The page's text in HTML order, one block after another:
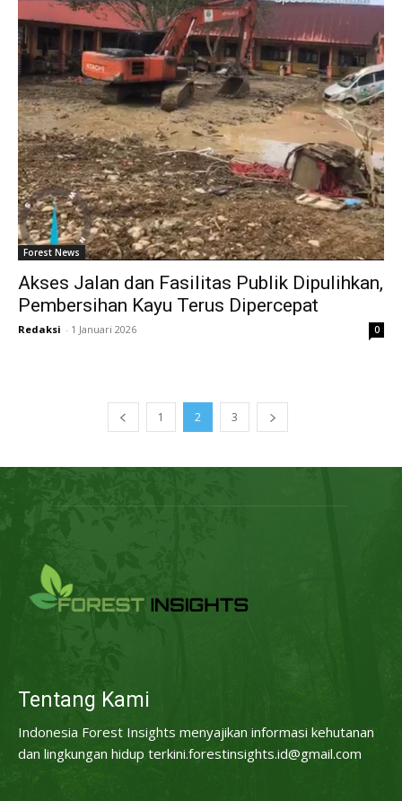
Forest News
Akses Jalan dan Fasilitas Publik Dipulihkan,
Pembersihan Kayu Terus Dipercepat
Redaksi - 1 Januari 2026 0
1 2 3
Tentang Kami
Indonesia Forest Insights menyajikan informasi kehutanan
dan lingkungan hidup terkini.forestinsights.id@gmail.com